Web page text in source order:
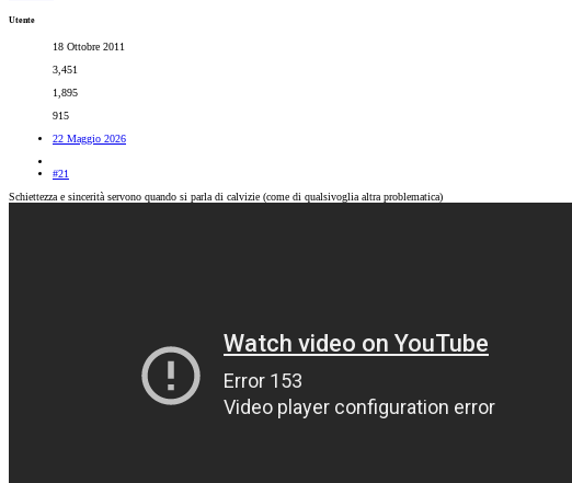
Utente
18 Ottobre 2011
3,451
1,895
915
22 Maggio 2026
#21
Schiettezza e sincerità servono quando si parla di calvizie (come di qualsivoglia altra problematica)